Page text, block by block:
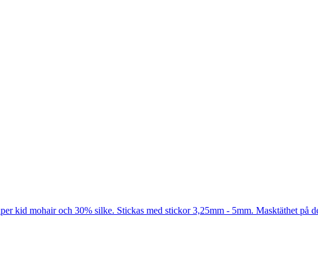
kid mohair och 30% silke. Stickas med stickor 3,25mm - 5mm. Masktäthet på